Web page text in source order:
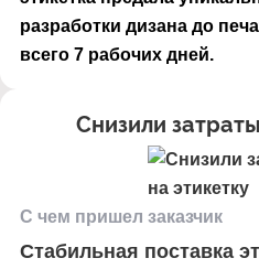
разработки дизана до
всего 7 рабочих дней.
Снизили
С чем пришел заказчик
Стабильная поставка